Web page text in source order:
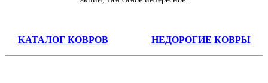
КАТАЛОГ КОВРОВ НЕДОРОГИЕ КОВРЫ